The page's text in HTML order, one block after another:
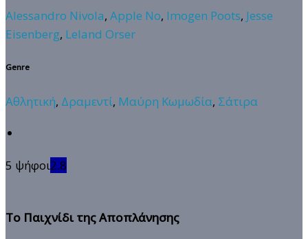
Alessandro Nivola, Apple No, Imogen Poots, Jesse
Eisenberg, Leland Orser
Genre
Αθλητική, Δραμεντί, Μαύρη Κωμωδία, Σάτιρα
5 ψήφοι2.8
Το Παιχνίδι της Αποπλάνησης